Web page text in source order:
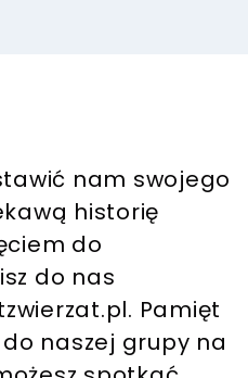
nam swojego
historię
do
do nas
. Pamięt
naszej grupy na